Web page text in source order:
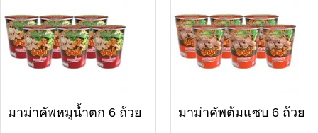
มาม่าคัพหมูน้ำตก 6 ถ้วย มาม่าคัพต้มแซบ 6 ถ้วย